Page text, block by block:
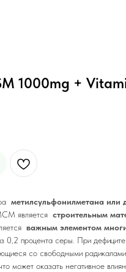
1000mg +
метилсульфонилметана или
является строительным
важным элементом
0,2 процента серы. При
со свободными
может оказать негативное